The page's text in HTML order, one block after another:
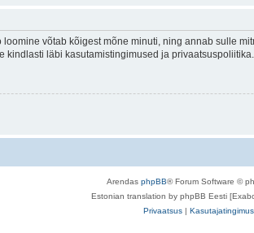
võtab kõigest mõne minuti, ning annab sulle
läbi kasutamistingimused ja
Arendas phpBB® Forum Software ©
Estonian translation by phpBB Eesti
Privaatsus |